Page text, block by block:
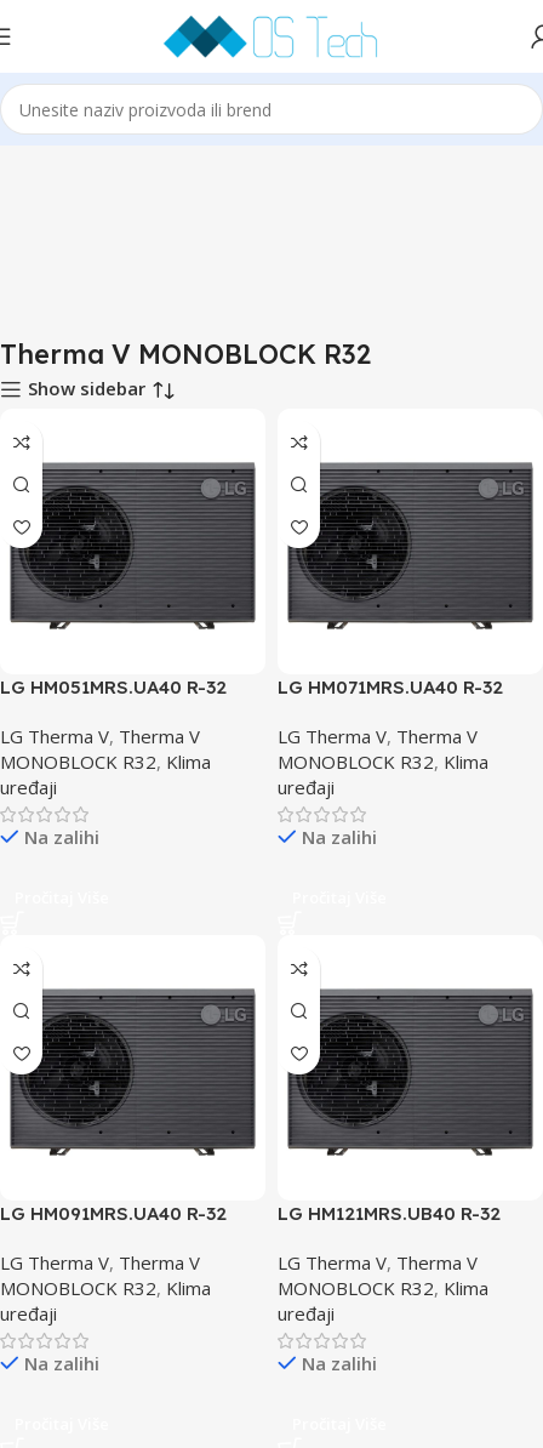
Početna LG LG Therma V Therma V MONOBLOCK R32
Therma V MONOBLOCK R32
Show sidebar
LG HM051MRS.UA40 R-32
LG Therma V, Therma V
MONOBLOCK R32, Klima
uređaji
Na zalihi
LG HM071MRS.UA40 R-32
LG Therma V, Therma V
MONOBLOCK R32, Klima
uređaji
Na zalihi
LG HM091MRS.UA40 R-32
LG Therma V, Therma V
MONOBLOCK R32, Klima
uređaji
Na zalihi
LG HM121MRS.UB40 R-32
LG Therma V, Therma V
MONOBLOCK R32, Klima
uređaji
Na zalihi